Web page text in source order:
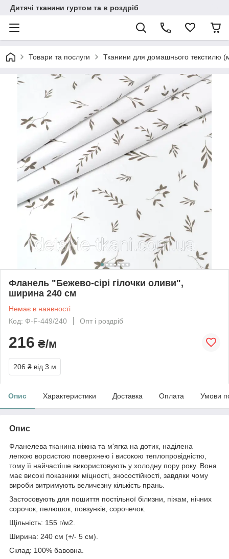
Дитячі тканини гуртом та в роздріб
Товари та послуги Тканини для домашнього текстилю
Фланель "Бежево-сірі гілочки оливи",
ширина 240 см
Немає в наявності
Код: Ф-F-449/240
Опт і роздріб
216 ₴/м
206 ₴ від 3 м
Опис Характеристики Доставка Оплата Умови
Опис
Фланелева тканина ніжна та м'ягка на дотик, наділена
легкою ворсистою поверхнею і високою теплопровідністю,
тому її найчастіше використовують у холодну пору року. Вона
має високі показники міцності, зносостійкості, завдяки чому
вироби витримують величезну кількість прань.
Застосовують для пошиття постільної білизни, піжам, нічних
сорочок, пелюшок, повзунків, сорочечок.
Щільність: 155 г/м2.
Ширина: 240 см (+/- 5 см).
Склад: 100% бавовна.